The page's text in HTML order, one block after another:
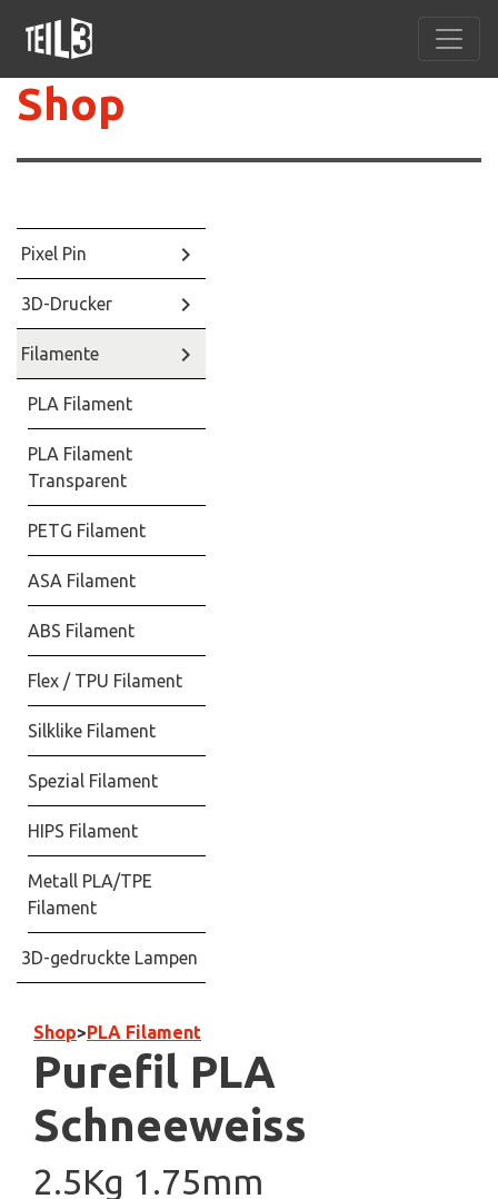
Shop
Pixel Pin keyboard_arrow_right
3D-Drucker keyboard_arrow_right
Filamente keyboard_arrow_right
PLA Filament
PLA Filament
Transparent
PETG Filament
ASA Filament
ABS Filament
Flex / TPU Filament
Silklike Filament
Spezial Filament
HIPS Filament
Metall PLA/TPE
Filament
3D-gedruckte Lampen
Shop>PLA Filament
Purefil PLA
Schneeweiss
2.5Kg 1.75mm